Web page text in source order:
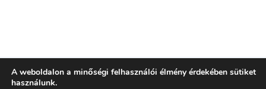
Köszönjük WordPress!
A weboldalon a minőségi felhasználói élmény érdekében sütiket
használunk.